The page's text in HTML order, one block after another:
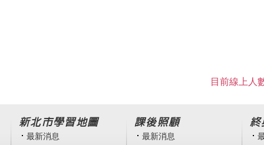
目前線上人
新北市學習地圖
最新消息
課後照顧
最新消息
終